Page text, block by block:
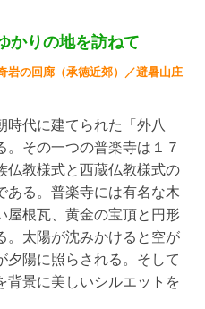
かりの地を訪ねて
岩の回廊（承徳近郊）／避暑山庄
時代に建てられた「外八
。その一つの普楽寺は１７
仏教様式と西蔵仏教様式の
ある。普楽寺には有名な木
屋根瓦、黄金の宝頂と円形
。太陽が沈みかけると空が
夕陽に照らされる。そして
背景に美しいシルエットを